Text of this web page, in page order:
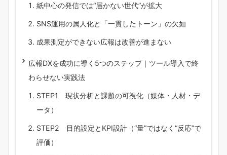
紙中心の発信では“届かない世代”が拡大
SNS運用の属人化と「一貫したトーン」の欠如
成果測定ができない広報は改善が進まない
広報DXを成功に導く5つのステップ｜ツール導入で終
わらせない実践法
STEP1 現状分析と課題の可視化（媒体・人材・デ
ータ）
STEP2 目的設定とKPI設計（“量”ではなく“反応”で
評価）